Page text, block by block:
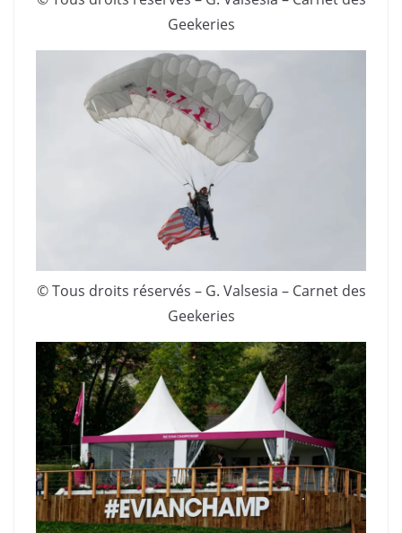
Geekeries
© Tous droits réservés – G. Valsesia – Carnet des
Geekeries